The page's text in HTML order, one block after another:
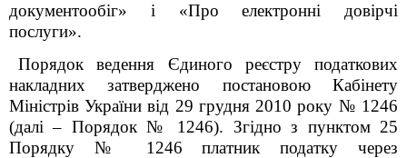
документообіг» і «Про електронні довірчі
послуги».
Порядок ведення Єдиного реєстру податкових
накладних затверджено постановою Кабінету
Міністрів України від 29 грудня 2010 року № 1246
(далі – Порядок № 1246). Згідно з пунктом 25
Порядку № 1246 платник податку через